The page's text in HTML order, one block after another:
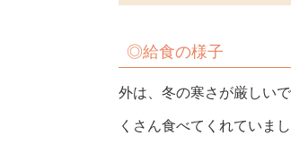
◎給食の様子
外は、冬の寒さが厳しい
くさん食べてくれていまし